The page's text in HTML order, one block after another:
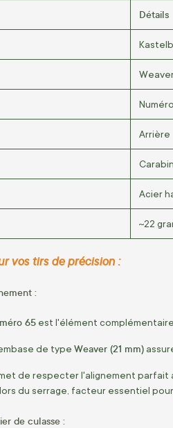
Détails
Arrière
Acier
~22
vos tirs de précision :
:
65 est l'élément
de type Weaver (21 mm)
de respecter l'alignement parfait
du serrage, facteur essentiel
de culasse :